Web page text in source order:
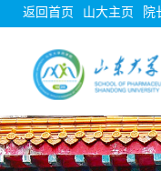
返回首页 山大主页 院